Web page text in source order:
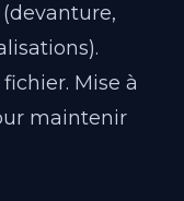
Mise à
maintenir